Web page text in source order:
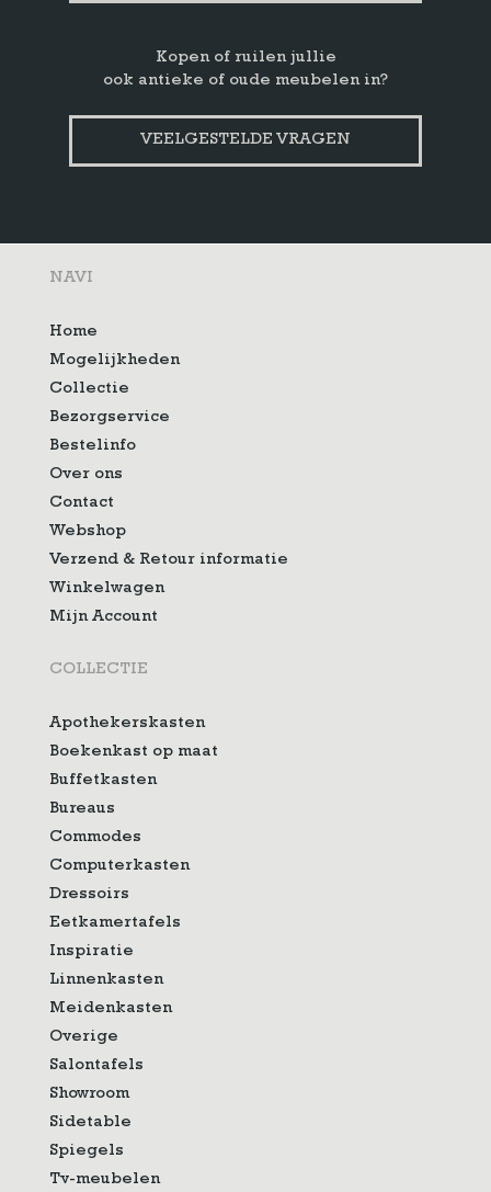
Kopen of ruilen jullie
ook antieke of oude meubelen in?
VEELGESTELDE VRAGEN
NAVI
Home
Mogelijkheden
Collectie
Bezorgservice
Bestelinfo
Over ons
Contact
Webshop
Verzend & Retour informatie
Winkelwagen
Mijn Account
COLLECTIE
Apothekerskasten
Boekenkast op maat
Buffetkasten
Bureaus
Commodes
Computerkasten
Dressoirs
Eetkamertafels
Inspiratie
Linnenkasten
Meidenkasten
Overige
Salontafels
Showroom
Sidetable
Spiegels
Tv-meubelen